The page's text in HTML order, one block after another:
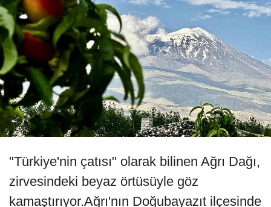
"Türkiye'nin çatısı" olarak bilinen Ağrı Dağı,
zirvesindeki beyaz örtüsüyle göz
kamaştırıyor.Ağrı'nın Doğubayazıt ilçesinde